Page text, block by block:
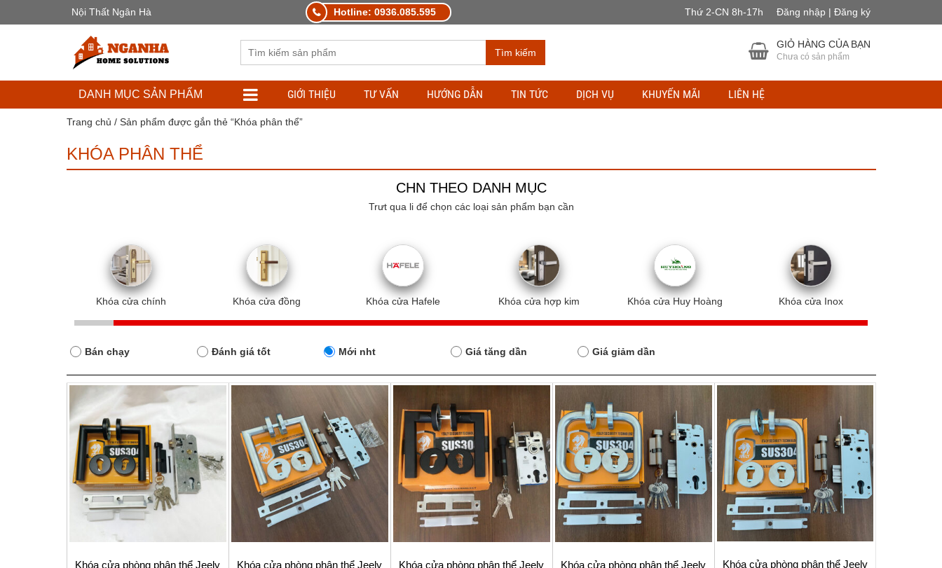
Nội Thất Ngân Hà Hotline: 0936.085.595 Thứ 2-CN 8h-17h Đăng nhập | Đăng ký
Tìm kiếm
GIỎ HÀNG CỦA BẠN
Chưa có sản phẩm
DANH MỤC SẢN PHẨM GIỚI THIỆU TƯ VẤN HƯỚNG DẪN TIN TỨC DỊCH VỤ KHUYẾN MÃI LIÊN HỆ
Trang chủ / Sản phẩm được gắn thẻ “Khóa phân thể”
KHÓA PHÂN THỂ
CHN THEO DANH MỤC
Trưt qua li để chọn các loại sản phẩm bạn cần
Khóa cửa chính Khóa cửa đồng Khóa cửa Hafele Khóa cửa hợp kim Khóa cửa Huy Hoàng Khóa cửa Inox
Bán chạy Đánh giá tốt Mới nht Giá tăng dần Giá giảm dần
Khóa cửa phòng phân thể Jeely
Khóa cửa phòng phân thể Jeely
Khóa cửa phòng phân thể Jeely
Khóa cửa phòng phân thể Jeely
Khóa cửa phòng phân thể Jeely